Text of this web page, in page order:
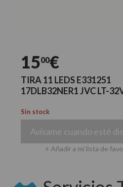
1500€
TIRA 11 LEDS E331251
17DLB32NER1 JVC LT-
Sin stock
Avísame cuando esté
+ Añadir a mi lista de